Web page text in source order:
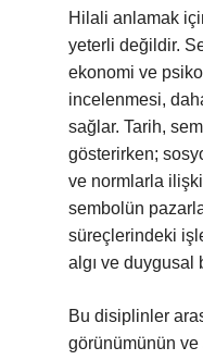
Hilali anlamak
yeterli değildir.
ekonomi ve
incelenmesi,
sağlar. Tarih,
gösterirken;
ve normlarla
sembolün
süreçlerindeki
algı ve duygusal
Bu disiplinler
görünümünün ve